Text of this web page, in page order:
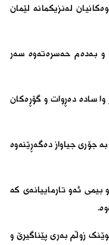
لەنزیکمانە لێمان
و بەدەم حەسرەتەوە سەر
سادە دەڕوات و گۆڕەکان
جۆری جیاواز دەگەڕێنەوە
ئەو تارماییانەی کە
زوڵم بەری پێناگیرێ و